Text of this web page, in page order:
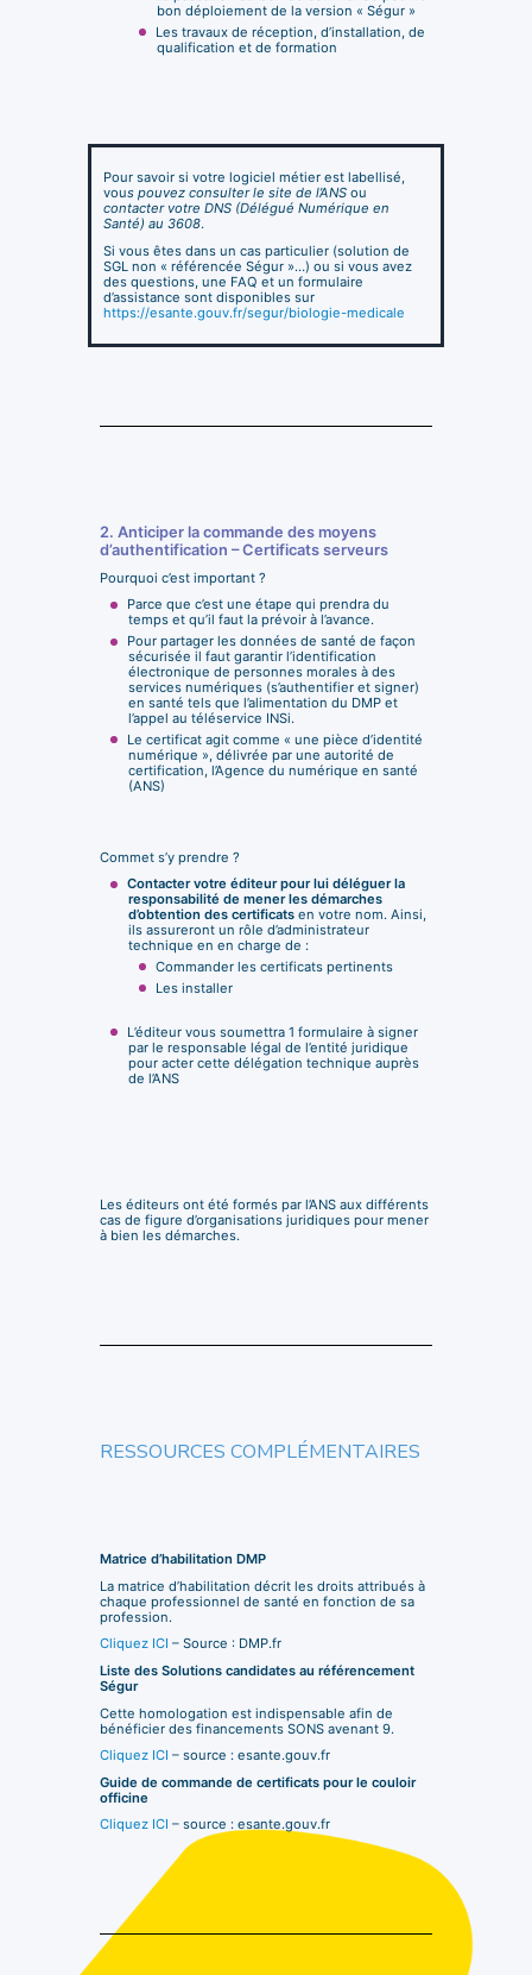
bon déploiement de la version « Ségur »
Les travaux de réception, d’installation, de
qualification et de formation
Pour savoir si votre logiciel métier est labellisé,
vous pouvez consulter le site de l’ANS ou
contacter votre DNS (Délégué Numérique en
Santé) au 3608.
Si vous êtes dans un cas particulier (solution de
SGL non « référencée Ségur »…) ou si vous avez
des questions, une FAQ et un formulaire
d’assistance sont disponibles sur
https://esante.gouv.fr/segur/biologie-medicale
2. Anticiper la commande des moyens
d’authentification – Certificats serveurs
Pourquoi c’est important ?
Parce que c’est une étape qui prendra du
temps et qu’il faut la prévoir à l’avance.
Pour partager les données de santé de façon
sécurisée il faut garantir l’identification
électronique de personnes morales à des
services numériques (s’authentifier et signer)
en santé tels que l’alimentation du DMP et
l’appel au téléservice INSi.
Le certificat agit comme « une pièce d’identité
numérique », délivrée par une autorité de
certification, l’Agence du numérique en santé
(ANS)
Commet s’y prendre ?
Contacter votre éditeur pour lui déléguer la
responsabilité de mener les démarches
d’obtention des certificats en votre nom. Ainsi,
ils assureront un rôle d’administrateur
technique en en charge de :
Commander les certificats pertinents
Les installer
L’éditeur vous soumettra 1 formulaire à signer
par le responsable légal de l’entité juridique
pour acter cette délégation technique auprès
de l’ANS
Les éditeurs ont été formés par l’ANS aux différents
cas de figure d’organisations juridiques pour mener
à bien les démarches.
RESSOURCES COMPLÉMENTAIRES
Matrice d’habilitation DMP
La matrice d’habilitation décrit les droits attribués à
chaque professionnel de santé en fonction de sa
profession.
Cliquez ICI – Source : DMP.fr
Liste des Solutions candidates au référencement
Ségur
Cette homologation est indispensable afin de
bénéficier des financements SONS avenant 9.
Cliquez ICI – source : esante.gouv.fr
Guide de commande de certificats pour le couloir
officine
Cliquez ICI – source : esante.gouv.fr